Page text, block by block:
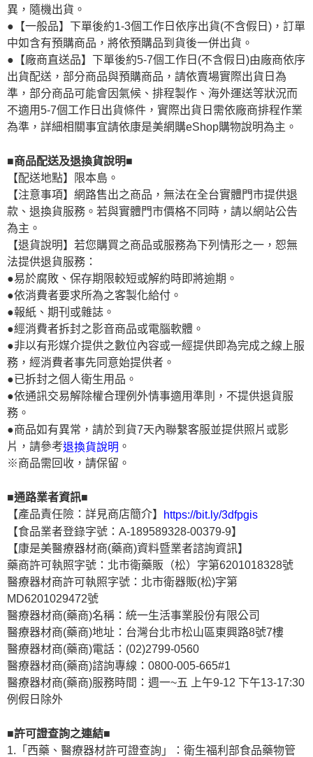
異，隨機出貨。
●【一般品】下單後約1-3個工作日依序出貨(不含假日)，訂單
中如含有預購商品，將依預購品到貨後一併出貨。
●【廠商直送品】下單後約5-7個工作日(不含假日)由廠商依序
出貨配送，部分商品與預購商品，請依賣場實際出貨日為
準，部分商品可能會因氣候、排程製作、海外運送等狀況而
不適用5-7個工作日出貨條件，實際出貨日需依廠商排程作業
為準，詳細相關事宜請依康是美網購eShop購物說明為主。
■商品配送及退換貨說明■
【配送地點】限本島。
【注意事項】網路售出之商品，無法在全台實體門市提供退
款、退換貨服務。若與實體門市價格不同時，請以網站公告
為主。
【退貨說明】若您購買之商品或服務為下列情形之一，恕無
法提供退貨服務：
●易於腐敗、保存期限較短或解約時即將逾期。
●依消費者要求所為之客製化給付。
●報紙、期刊或雜誌。
●經消費者拆封之影音商品或電腦軟體。
●非以有形媒介提供之數位內容或一經提供即為完成之線上服
務，經消費者事先同意始提供者。
●已拆封之個人衛生用品。
●依通訊交易解除權合理例外情事適用準則，不提供退貨服
務。
●商品如有異常，請於到貨7天內聯繫客服並提供照片或影
片，請參考退換貨說明 。
※商品需回收，請保留。
■通路業者資訊■
【產品責任險：詳見商店簡介】
https://bit.ly/3dfpgis
【食品業者登錄字號：A-189589328-00379-9】
【康是美醫療器材商(藥商)資料暨業者諮詢資訊】
藥商許可執照字號：北市衛藥販（松）字第6201018328號
醫療器材商許可執照字號：北市衛器販(松)字第
MD6201029472號
醫療器材商(藥商)名稱：統一生活事業股份有限公司
醫療器材商(藥商)地址：台灣台北市松山區東興路8號7樓
醫療器材商(藥商)電話：(02)2799-0560
醫療器材商(藥商)諮詢專線：0800-005-665#1
醫療器材商(藥商)服務時間：週一~五 上午9-12 下午13-17:30
例假日除外
■許可證查詢之連結■
1.「西藥、醫療器材許可證查詢」：衛生福利部食品藥物管